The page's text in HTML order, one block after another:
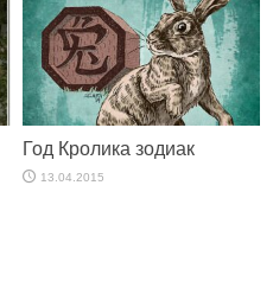
Год Кролика зодиак
13.04.2015